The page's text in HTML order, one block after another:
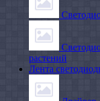
растений
Лента